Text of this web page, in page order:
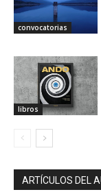
convocatorias
libros
ARTÍCULOS DEL